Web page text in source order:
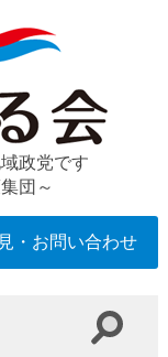
政党です
団～
・お問い合わせ